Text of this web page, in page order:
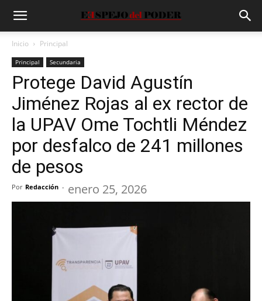
Inicio Principal
Principal Secundaria
Protege David Agustín
Jiménez Rojas al ex rector de
la UPAV Ome Tochtli Méndez
por desfalco de 241 millones
de pesos
Por Redacción - enero 25, 2026